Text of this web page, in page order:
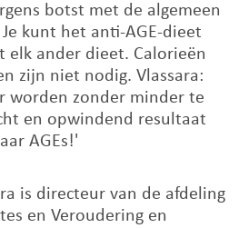
botst met de algemeen
kunt het anti-AGE-dieet
elk ander dieet. Calorieën
zijn niet nodig. Vlassara:
worden zonder minder te
en opwindend resultaat
AGEs!'
is directeur van de afdeling
en Veroudering en